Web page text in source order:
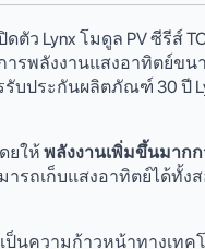
ว Lynx โมดูล PV ซีรีส์
รพลังงานแสงอาทิตย์ข
บประกันผลิตภัณฑ์ 30 ปี
ยให้ พลังงานเพิ่มขึ้นมากก
ารถเก็บแสงอาทิตย์ได้ทั้ง
ป็นความก้าวหน้าทางเท